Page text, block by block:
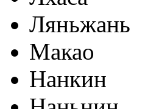
Ляньжань
Макао
Нанкин